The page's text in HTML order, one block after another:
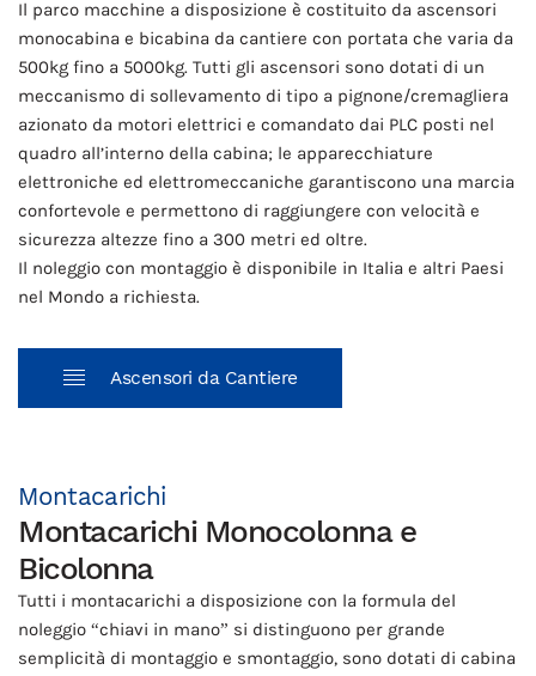
Il parco macchine a disposizione è costituito da ascensori
monocabina e bicabina da cantiere con portata che varia da
500kg fino a 5000kg. Tutti gli ascensori sono dotati di un
meccanismo di sollevamento di tipo a pignone/cremagliera
azionato da motori elettrici e comandato dai PLC posti nel
quadro all’interno della cabina; le apparecchiature
elettroniche ed elettromeccaniche garantiscono una marcia
confortevole e permettono di raggiungere con velocità e
sicurezza altezze fino a 300 metri ed oltre.
Il noleggio con montaggio è disponibile in Italia e altri Paesi
nel Mondo a richiesta.
Ascensori da Cantiere
Montacarichi
Montacarichi Monocolonna e
Bicolonna
Tutti i montacarichi a disposizione con la formula del
noleggio “chiavi in mano” si distinguono per grande
semplicità di montaggio e smontaggio, sono dotati di cabina